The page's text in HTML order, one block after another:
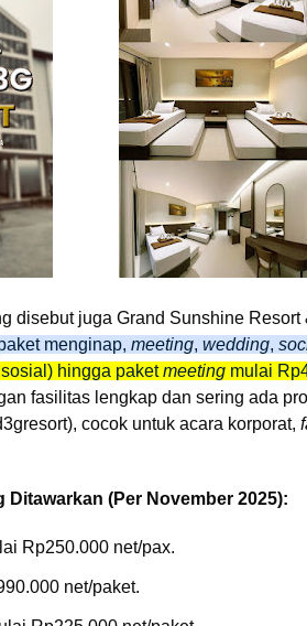
disebut juga Grand Sunshine
menginap, meeting, wedding,
hingga paketmeeting mulai
fasilitas lengkap dan sering ada
cocok untuk acara korporat,
(Per November 2025):
Rp250.000 net/pax.
net/paket.